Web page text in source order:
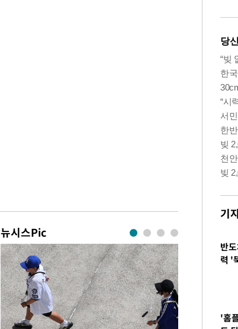
뉴시스Pic
기
반
력 '
'홈